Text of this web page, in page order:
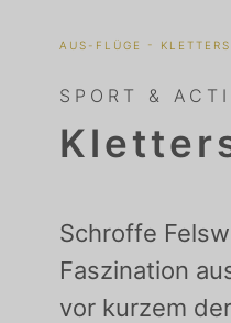
AUS-FLÜGE -
SPORT &
Schroffe
Faszination
vor kurzem